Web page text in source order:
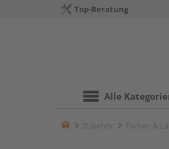
Top-Beratung
Alle
Home